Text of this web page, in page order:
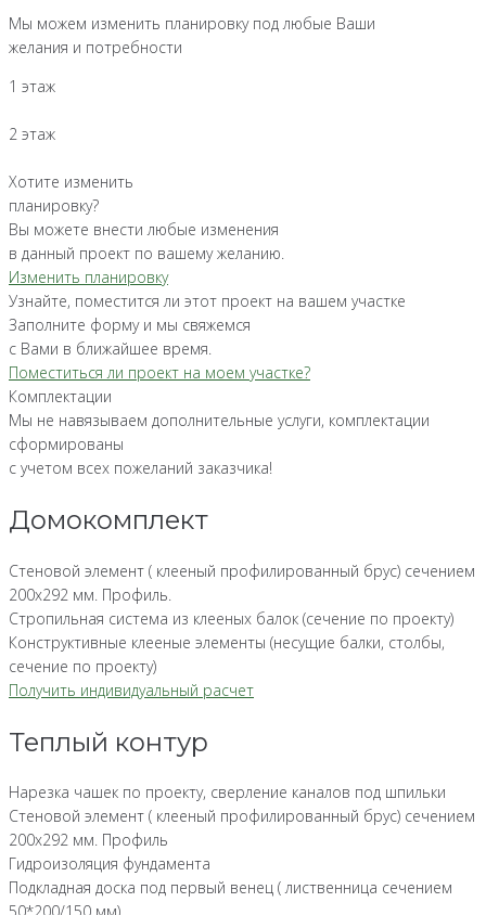
Мы можем изменить планировку под любые Ваши
желания и потребности
1 этаж
2 этаж
Хотите изменить
планировку?
Вы можете внести любые изменения
в данный проект по вашему желанию.
Изменить планировку
Узнайте, поместится ли этот проект на вашем участке
Заполните форму и мы свяжемся
с Вами в ближайшее время.
Поместиться ли проект на моем участке?
Комплектации
Мы не навязываем дополнительные услуги, комплектации
сформированы
с учетом всех пожеланий заказчика!
Домокомплект
Стеновой элемент ( клееный профилированный брус) сечением
200х292 мм. Профиль.
Стропильная система из клееных балок (сечение по проекту)
Конструктивные клееные элементы (несущие балки, столбы,
сечение по проекту)
Получить индивидуальный расчет
Теплый контур
Нарезка чашек по проекту, сверление каналов под шпильки
Стеновой элемент ( клееный профилированный брус) сечением
200х292 мм. Профиль
Гидроизоляция фундамента
Подкладная доска под первый венец ( лиственница сечением